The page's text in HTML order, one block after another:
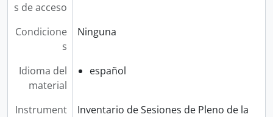
s de acceso
Condicione
s
Ninguna
Idioma del
material
español
Instrument
Inventario de Sesiones de Pleno de la